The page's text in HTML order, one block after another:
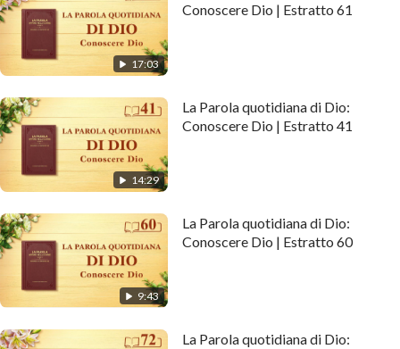
17:03
Conoscere Dio | Estratto 61
14:29
La Parola quotidiana di Dio:
Conoscere Dio | Estratto 41
9:43
La Parola quotidiana di Dio:
Conoscere Dio | Estratto 60
La Parola quotidiana di Dio: